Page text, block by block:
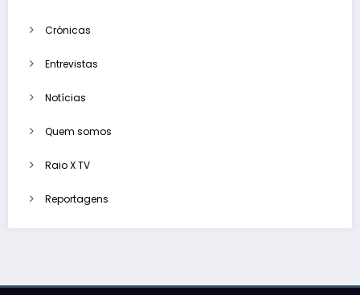
Crónicas
Entrevistas
Notícias
Quem somos
Raio X TV
Reportagens